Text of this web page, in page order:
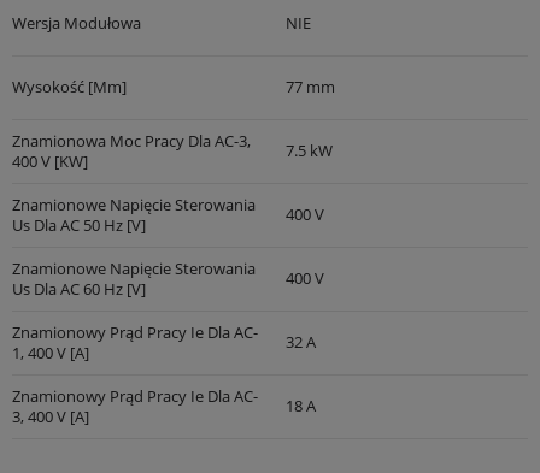
Wersja Modułowa NIE
Wysokość [mm] 77 mm
Znamionowa Moc Pracy Dla AC-3,
400 V [kW]
7.5 kW
Znamionowe Napięcie Sterowania
Us Dla AC 50 Hz [V]
400 V
Znamionowe Napięcie Sterowania
Us Dla AC 60 Hz [V]
400 V
Znamionowy Prąd Pracy Ie Dla AC-
1, 400 V [A]
32 A
Znamionowy Prąd Pracy Ie Dla AC-
3, 400 V [A]
18 A